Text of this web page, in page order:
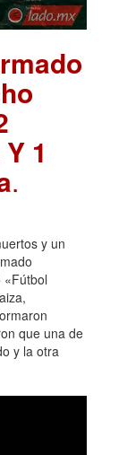
1
.
y un
«Fútbol
que una de
y la otra